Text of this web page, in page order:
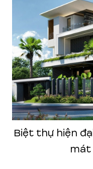
Biệt thự hiện